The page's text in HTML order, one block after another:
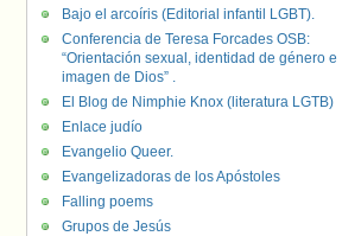
Bajo el arcoíris (Editorial infantil LGBT).
Conferencia de Teresa Forcades OSB:
“Orientación sexual, identidad de género e
imagen de Dios” .
El Blog de Nimphie Knox (literatura LGTB)
Enlace judío
Evangelio Queer.
Evangelizadoras de los Apóstoles
Falling poems
Grupos de Jesús